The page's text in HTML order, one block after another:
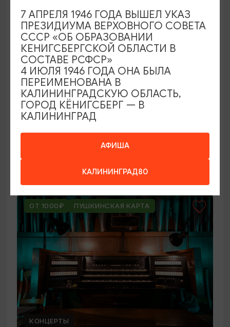
КОНЦЕРТЫ
Мероприятия в Доме-музее Германа
Брахерта в августе
Светлогорск, Дом-музей Германа Брахерта
ОТ 1000₽ ПУШКИНСКАЯ КАРТА
КОНЦЕРТЫ
АФИША
КАЛИНИНГРАД80
7 АПРЕЛЯ 1946 ГОДА ВЫШЕЛ УКАЗ
ПРЕЗИДИУМА ВЕРХОВНОГО СОВЕТА
СССР «ОБ ОБРАЗОВАНИИ
КЕНИГСБЕРГСКОЙ ОБЛАСТИ В
СОСТАВЕ РСФСР»
4 ИЮЛЯ 1946 ГОДА ОНА БЫЛА
ПЕРЕИМЕНОВАНА В
КАЛИНИНГРАДСКУЮ ОБЛАСТЬ,
ГОРОД КЁНИГСБЕРГ — В
КАЛИНИНГРАД